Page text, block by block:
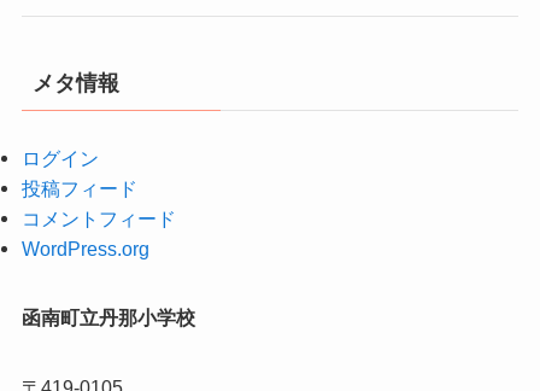
メタ情報
ログイン
投稿フィード
コメントフィード
WordPress.org
函南町立丹那小学校